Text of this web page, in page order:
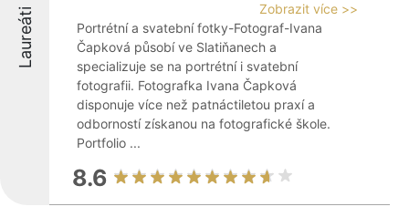
Laureáti
Zobrazit více >>
Portrétní a svatební fotky-Fotograf-Ivana
Čapková působí ve Slatiňanech a
specializuje se na portrétní i svatební
fotografii. Fotografka Ivana Čapková
disponuje více než patnáctiletou praxí a
odborností získanou na fotografické škole.
Portfolio ...
8.6